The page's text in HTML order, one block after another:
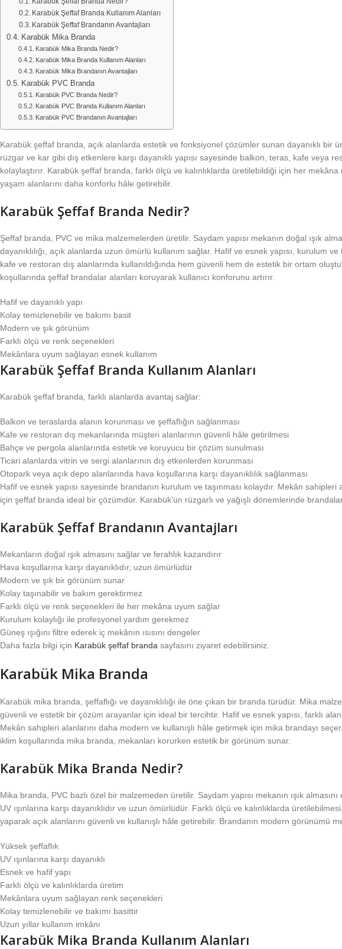
Karabük Şeffaf Branda Kullanım Alanları
Karabük Şeffaf Brandanın Avantajları
Karabük Mika Branda
Karabük Mika Branda Nedir?
Karabük Mika Branda Kullanım Alanları
Karabük Mika Brandanın Avantajları
Karabük PVC Branda
Karabük PVC Branda Nedir?
Karabük PVC Branda Kullanım Alanları
Karabük PVC Brandanın Avantajları
Karabük şeffaf branda, açık alanlarda estetik ve fonksiyonel çözümler sunan dayanıklı bir
rüzgar ve kar gibi dış etkenlere karşı dayanıklı yapısı sayesinde balkon, teras, kafe veya
kolaylaştırır. Karabük şeffaf branda, farklı ölçü ve kalınlıklarda üretilebildiği için her
yaşam alanlarını daha konforlu hâle getirebilir.
Karabük Şeffaf Branda Nedir?
Şeffaf branda, PVC ve mika malzemelerden üretilir. Saydam yapısı mekanın doğal ışık
dayanıklılığı, açık alanlarda uzun ömürlü kullanım sağlar. Hafif ve esnek yapısı, kurulum
kafe ve restoran dış alanlarında kullanıldığında hem güvenli hem de estetik bir ortam
koşullarında şeffaf brandalar alanları koruyarak kullanıcı konforunu artırır.
Hafif ve dayanıklı yapı
Kolay temizlenebilir ve bakımı basit
Modern ve şık görünüm
Farklı ölçü ve renk seçenekleri
Mekânlara uyum sağlayan esnek kullanım
Karabük Şeffaf Branda Kullanım Alanları
Karabük şeffaf branda, farklı alanlarda avantaj sağlar:
Balkon ve teraslarda alanın korunması ve şeffaflığın sağlanması
Kafe ve restoran dış mekanlarında müşteri alanlarının güvenli hâle getirilmesi
Bahçe ve pergola alanlarında estetik ve koruyucu bir çözüm sunulması
Ticari alanlarda vitrin ve sergi alanlarının dış etkenlerden korunması
Otopark veya açık depo alanlarında hava koşullarına karşı dayanıklılık sağlanması
Hafif ve esnek yapısı sayesinde brandanın kurulum ve taşınması kolaydır. Mekân
için şeffaf branda ideal bir çözümdür. Karabük’ün rüzgarlı ve yağışlı dönemlerinde
Karabük Şeffaf Brandanın Avantajları
Mekanların doğal ışık almasını sağlar ve ferahlık kazandırır
Hava koşullarına karşı dayanıklıdır, uzun ömürlüdür
Modern ve şık bir görünüm sunar
Kolay taşınabilir ve bakım gerektirmez
Farklı ölçü ve renk seçenekleri ile her mekâna uyum sağlar
Kurulum kolaylığı ile profesyonel yardım gerekmez
Güneş ışığını filtre ederek iç mekânın ısısını dengeler
Daha fazla bilgi için Karabük şeffaf branda sayfasını ziyaret edebilirsiniz.
Karabük Mika Branda
Karabük mika branda, şeffaflığı ve dayanıklılığı ile öne çıkan bir branda türüdür. Mika
güvenli ve estetik bir çözüm arayanlar için ideal bir tercihtir. Hafif ve esnek yapısı, farklı
Mekân sahipleri alanlarını daha modern ve kullanışlı hâle getirmek için mika brandayı
iklim koşullarında mika branda, mekanları korurken estetik bir görünüm sunar.
Karabük Mika Branda Nedir?
Mika branda, PVC bazlı özel bir malzemeden üretilir. Saydam yapısı mekanın ışık
UV ışınlarına karşı dayanıklıdır ve uzun ömürlüdür. Farklı ölçü ve kalınlıklarda
yaparak açık alanlarını güvenli ve kullanışlı hâle getirebilir. Brandanın modern görünümü
Yüksek şeffaflık
UV ışınlarına karşı dayanıklı
Esnek ve hafif yapı
Farklı ölçü ve kalınlıklarda üretim
Mekânlara uyum sağlayan renk seçenekleri
Kolay temizlenebilir ve bakımı basittir
Uzun yıllar kullanım imkânı
Karabük Mika Branda Kullanım Alanları